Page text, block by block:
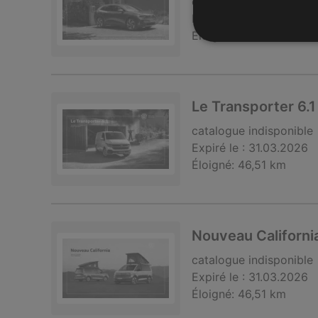
Expiré le :
Éloigné:
Le Transporter 6.1
catalogue indisponible
Expiré le : 31.03.2026
Éloigné: 46,51 km
Nouveau
catalogue indisponible
Expiré le : 31.03.2026
Éloigné: 46,51 km